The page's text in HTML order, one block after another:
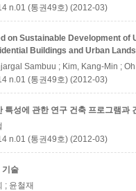
n.01 (통권49호) (2012-03)
on Sustainable Development of
Buildings and Urban
Sambuu ; Kim, Kang-Min ;
n.01 (통권49호) (2012-03)
특성에 관한 연구 건축 프로그램과
n.01 (통권49호) (2012-03)
기술
; 윤철재